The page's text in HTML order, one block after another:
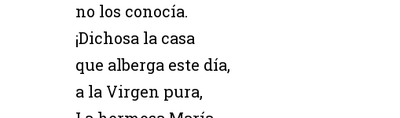
no los conocía.
¡Dichosa la casa
que alberga este día,
a la Virgen pura,